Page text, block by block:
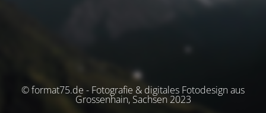
© format75.de - Fotografie & digitales Fotodesign aus
Grossenhain, Sachsen 2023